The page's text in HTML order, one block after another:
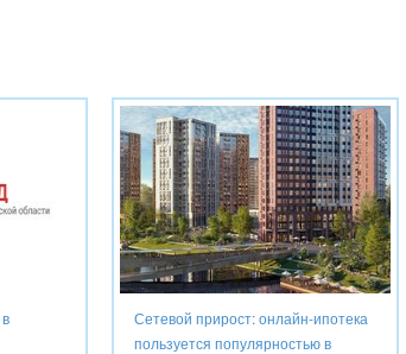
Сетевой прирост: онлайн-ипотека
пользуется популярностью в